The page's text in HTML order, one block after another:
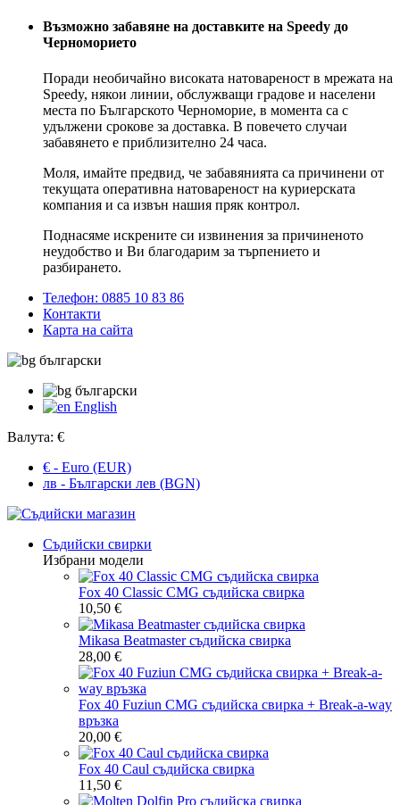
Възможно забавяне на доставките на Speedy до
Черноморието
Поради необичайно високата натовареност в мрежата на
Speedy, някои линии, обслужващи градове и населени
места по Българското Черноморие, в момента са с
удължени срокове за доставка. В повечето случаи
забавянето е приблизително 24 часа.
Моля, имайте предвид, че забавянията са причинени от
текущата оперативна натовареност на куриерската
компания и са извън нашия пряк контрол.
Поднасяме искрените си извинения за причиненото
неудобство и Ви благодарим за търпението и
разбирането.
Телефон: 0885 10 83 86
Контакти
Карта на сайта
български
български
English
Валута: €
€ - Euro (EUR)
лв - Български лев (BGN)
Съдийски свирки
Избрани модели
Fox 40 Classic CMG съдийска свирка
10,50 €
Mikasa Beatmaster съдийска свирка
28,00 €
Fox 40 Fuziun CMG съдийска свирка + Break-a-way
връзка
20,00 €
Fox 40 Caul съдийска свирка
11,50 €